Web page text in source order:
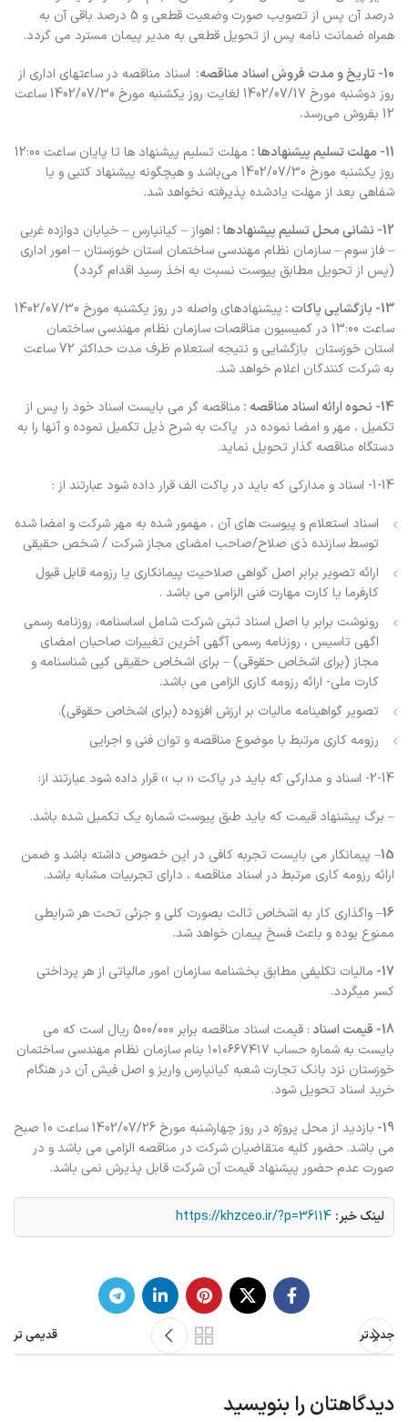
درصد آن پس از تصويب صورت وضعيت قطعي و 5 درصد باقی آن به
همراه ضمانت نامه پس از تحویل قطعی به مدیر پیمان مسترد می گردد.
10- تاریخ و مدت فروش اسناد مناقصه: ‌
اسناد مناقصه در ساعتهاي‌ اداري‌ از
روز دوشنبه مورخ‌ 1402/07/17 لغایت روز یکشنبه مورخ 1402/07/30 ساعت
12 بفروش‌ مي‌رسد
.
11- مهلت‌ تسليم‌ پيشنهادها :
مهلت تسلیم پیشنهاد ها تا پایان ساعت 12:00
روز یکشنبه مورخ 1402/07/30 مي‌باشد و هیچگونه پیشنهاد کتبی و یا
شفاهی بعد از مهلت یادشده پذیرفته نخواهد شد.
12- نشاني‌ محل‌ تسليم‌ پيشنهادها :
اهواز – کیانپارس – خیابان دوازده غربی
– فاز سوم – سازمان نظام مهندسی ساختمان استان خوزستان – امور اداری
(پس از تحویل مطابق پیوست نسبت به اخذ رسید اقدام گردد)
13- بازگشایی پاکات :
پيشنهادهاي‌ واصله‌ در روز یکشنبه مورخ‌ 1402/07/30
ساعت 13:00 در كميسيون‌ مناقصات سازمان نظام مهندسی ساختمان
استان خوزستان ‌ بازگشایی و نتیجه استعلام ظرف مدت حداکثر 72 ساعت
به شرکت کنندگان اعلام خواهد شد.
14- نحوه ارائه اسناد مناقصه :
مناقصه گر می بایست اسناد خود را پس از
تکمیل ، مهر و امضا نموده در پاکت به شرح ذیل تکمیل نموده و آنها را به
دستگاه مناقصه گذار تحویل نماید.
1-14- اسناد و مداركي كه بايد در پاكت الف قرار داده شود عبارتند از :
اسناد استعلام و پیوست های آن ، مهمور شده به مهر شرکت و امضا شده
توسط سازنده ذی صلاح/صاحب امضای مجاز شرکت / شخص حقیقی
ارائه تصویر برابر اصل گواهی صلاحیت پیمانکاری یا رزومه قابل قبول
کارفرما یا کارت مهارت فنی الزامی می باشد .
رونوشت برابر با اصل اسناد ثبتی شرکت شامل اساسنامه، روزنامه رسمی
اگهی تاسیس ، روزنامه رسمی آگهی آخرین تغییرات صاحبان امضای
مجاز (برای اشخاص حقوقی) – برای اشخاص حقیقی کپی شناسنامه و
کارت ملی- ارائه رزومه کاری الزامی می باشد.
تصویر گواهینامه مالیات بر ارزش افزوده (برای اشخاص حقوقی).
رزومه کاری مرتبط با موضوع مناقصه و توان فنی و اجرایی
2-14- اسناد و مداركي كه بايد در پاكت ‹‹ ب ›› قرار داده شود عبارتند از:
– برگ پيشنهاد قيمت كه بايد طبق پیوست شماره یک تكميل شده باشد.
15– پیمانکار می بایست تجربه کافی در این خصوص داشته باشد و ضمن
ارائه رزومه کاری مرتبط در اسناد مناقصه ، دارای تجربیات مشابه باشد.
16– واگذاری کار به اشخاص ثالث بصورت کلی و جزئی تحت هر شرایطی
ممنوع بوده و باعث فسخ پیمان خواهد شد.
17- مالیات تکلیفی مطابق بخشنامه سازمان امور مالیاتی از هر پرداختی
کسر میگردد.
18- قیمت اسناد
: قیمت اسناد مناقصه برابر 500/000 ریال است که می
بایست به شماره حساب ۱۰۱۰۶۶۷۴۱۷ بنام سازمان نظام مهندسی ساختمان
خوزستان نزد بانک تجارت شعبه کیانپارس واریز و اصل فیش آن در هنگام
خرید اسناد تحویل شود.
19-
بازدید از محل پروژه در روز چهارشنبه مورخ 1402/07/26 ساعت 10 صبح
می باشد. حضور کلیه متقاضیان شرکت در مناقصه الزامی می باشد و در
صورت عدم حضور پیشنهاد قیمت آن شرکت قابل پذیرش نمی باشد.
لینک خبر: https://khzceo.ir/?p=36114
جدیدتر قدیمی تر
دیدگاهتان را بنویسید